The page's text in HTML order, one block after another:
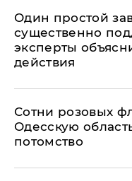
Один простой
существенно
эксперты
действия
Сотни розовых
Одесскую
потомство